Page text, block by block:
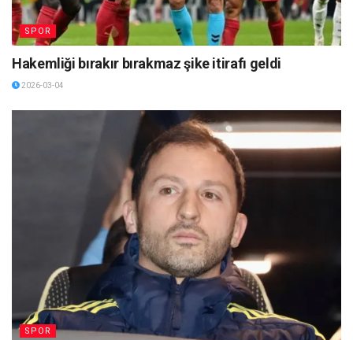
SPOR
Hakemliği bırakır bırakmaz şike itirafı geldi
2026-03-04
SPOR